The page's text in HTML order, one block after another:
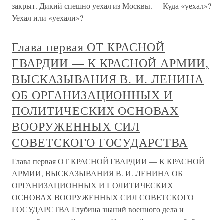
закрыт. Дикий спешно уехал из Москвы.— Куда «уехал»?
Уехал или «уехали»? —
Глава первая ОТ КРАСНОЙ
ГВАРДИИ — К КРАСНОЙ АРМИИ,
ВЫСКАЗЫВАНИЯ В. И. ЛЕНИНА
ОБ ОРГАНИЗАЦИОННЫХ И
ПОЛИТИЧЕСКИХ ОСНОВАХ
ВООРУЖЕННЫХ СИЛ
СОВЕТСКОГО ГОСУДАРСТВА
Глава первая ОТ КРАСНОЙ ГВАРДИИ — К КРАСНОЙ
АРМИИ, ВЫСКАЗЫВАНИЯ В. И. ЛЕНИНА ОБ
ОРГАНИЗАЦИОННЫХ И ПОЛИТИЧЕСКИХ
ОСНОВАХ ВООРУЖЕННЫХ СИЛ СОВЕТСКОГО
ГОСУДАРСТВА Глубина знаний военного дела и